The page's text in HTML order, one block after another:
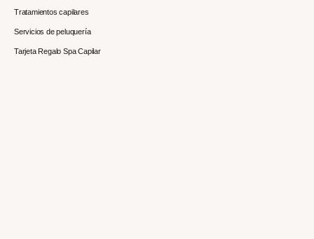
Tratamientos capilares
Servicios de peluquería
Tarjeta Regalo Spa Capilar